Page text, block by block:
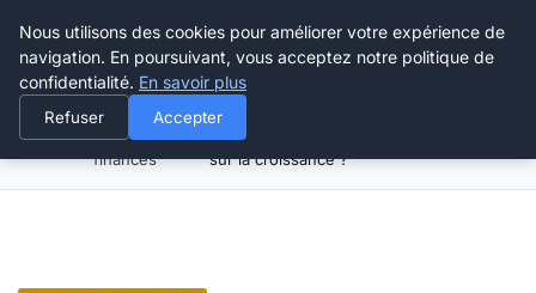
Grikoo
Gestion et
finances
Quel est l’impact d’une mauvaise gestion
sur la croissance ?
Nous utilisons des cookies pour améliorer votre expérience de
navigation. En poursuivant, vous acceptez notre politique de
confidentialité. En savoir plus
Refuser Accepter